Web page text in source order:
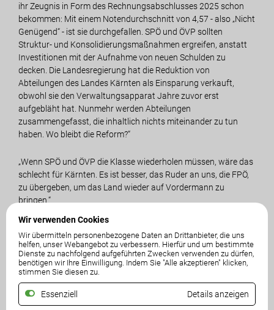
Wir verwenden Cookies
Wir übermitteln personenbezogene Daten an Drittanbieter, die uns
helfen, unser Webangebot zu verbessern. Hierfür und um bestimmte
Dienste zu nachfolgend aufgeführten Zwecken verwenden zu dürfen,
benötigen wir Ihre Einwilligung. Indem Sie "Alle akzeptieren" klicken,
stimmen Sie diesen zu.
Essenziell Details anzeigen
ihr Zeugnis in Form des Rechnungsabschlusses 2025 schon
bekommen: Mit einem Notendurchschnitt von 4,57 - also „Nicht
Genügend“ - ist sie durchgefallen. SPÖ und ÖVP sollten
Struktur- und Konsolidierungsmaßnahmen ergreifen, anstatt
Investitionen mit der Aufnahme von neuen Schulden zu
decken. Die Landesregierung hat die Reduktion von
Abteilungen des Landes Kärnten als Einsparung verkauft,
obwohl sie den Verwaltungsapparat Jahre zuvor erst
aufgebläht hat. Nunmehr werden Abteilungen
zusammengefasst, die inhaltlich nichts miteinander zu tun
haben. Wo bleibt die Reform?“
„Wenn SPÖ und ÖVP die Klasse wiederholen müssen, wäre das
schlecht für Kärnten. Es ist besser, das Ruder an uns, die FPÖ,
zu übergeben, um das Land wieder auf Vordermann zu
bringen.“
„Wie will man erfolgreich in den Standort Kärnten investieren,
wenn die Jungen das Land verlassen und die Bevölkerung
immer älter wird? Für die Jugend brauchen wir leistbaren
Arbeitskräfte - erfolgreich in Kärnten zu halten, denn bis 2044
werden uns 50.000 Fachkräfte fehlen. Bei der Koralmbahn